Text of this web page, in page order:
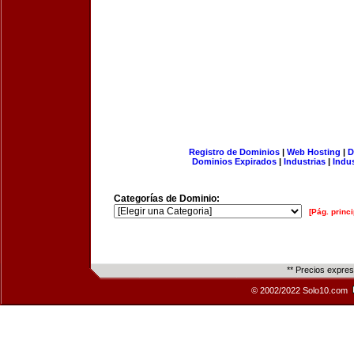
Registro de Dominios| Web Hosting |
Dominios Expirados | Industrias |
Categorías de Dominio:
[Pág.
** Precios
© 2002/2022 Solo10.com